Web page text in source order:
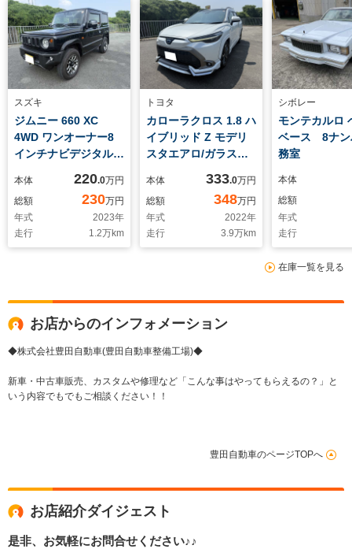
スズキ
ジムニー 660 XC
4WD ワンオーナー8
インチナビデジタルイ
ETC
本体 220.0万円
総額
230万円
年式
2023年
走行
1.2万km
トヨタ
カローラクロス 1.8 ハ
イブリッド Z モデリ
スタエアロ/ガラスル
ーディオ+ナビ10.5イ
ンチ/トヨタセーフテ
ィセンス/シートヒー
ター 前席/パノラミッ
クビューモニター/車
本体 333.0万円
総額
348万円
年式
2022年
走行
3.9万km
シボレー
モンテカルロ
ベース 8ナン
務室
本体
総額
年式
走行
在庫一覧を見る
お店からのインフォメーション
◆株式会社豊田自動車(豊田自動車整備工場)◆
新車・中古車販売、カスタムや修理など「こんな事はやってもらえるの？」と
いう内容でもでもご相談ください！！
豊田自動車のページTOPへ
お店紹介ダイジェスト
是非、お気軽にお問合せください♪♪